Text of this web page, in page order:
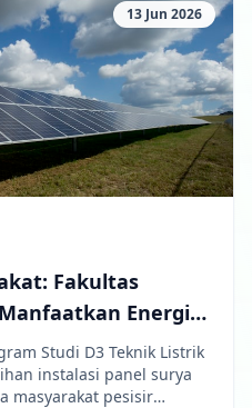
13 Jun 2026
Fakultas
Energi
Studi D3 Teknik Listrik
instalasi panel surya
masyarakat pesisir